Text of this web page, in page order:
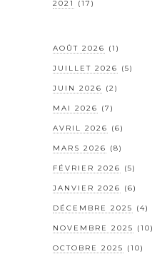
2021 (17)
AOÛT 2026 (1)
JUILLET 2026 (5)
JUIN 2026 (2)
MAI 2026 (7)
AVRIL 2026 (6)
MARS 2026 (8)
FÉVRIER 2026 (5)
JANVIER 2026 (6)
DÉCEMBRE 2025 (4)
NOVEMBRE 2025 (10)
OCTOBRE 2025 (10)